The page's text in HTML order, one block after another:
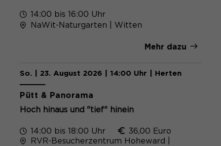
14:00 bis 16:00 Uhr
NaWit-Naturgarten | Witten
Mehr dazu
So. | 23. August 2026 | 14:00 Uhr | Herten
Pütt & Panorama
Hoch hinaus und "tief" hinein
14:00 bis 18:00 Uhr
36,00 Euro
RVR-Besucherzentrum Hoheward |